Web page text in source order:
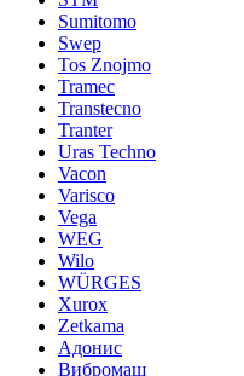
Sumitomo
Swep
Tos Znojmo
Tramec
Transtecno
Tranter
Uras Techno
Vacon
Varisco
Vega
WEG
Wilo
WÜRGES
Xurox
Zetkama
Адонис
Вибромаш